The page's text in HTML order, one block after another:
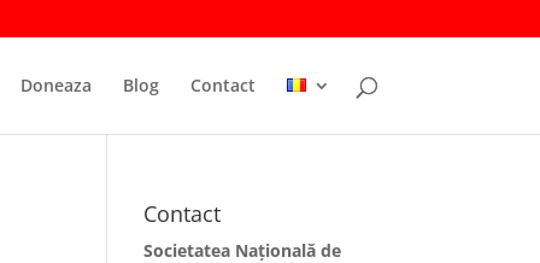
Doneaza Blog Contact
Contact
Societatea Naţională de